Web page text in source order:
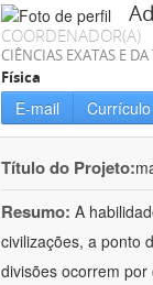
COORDENADOR(A)
CIÊNCIAS EXATAS E DA
Física
E-mail Currículo
Título do Projeto:
Resumo: A
civilizações, a ponto
divisões ocorrem